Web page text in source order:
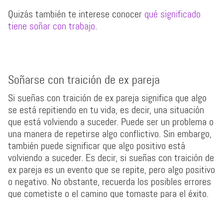
Quizás también te interese conocer qué significado
tiene soñar con trabajo.
Soñarse con traición de ex pareja
Si sueñas con traición de ex pareja significa que algo
se está repitiendo en tu vida, es decir, una situación
que está volviendo a suceder. Puede ser un problema o
una manera de repetirse algo conflictivo. Sin embargo,
también puede significar que algo positivo está
volviendo a suceder. Es decir, si sueñas con traición de
ex pareja es un evento que se repite, pero algo positivo
o negativo. No obstante, recuerda los posibles errores
que cometiste o el camino que tomaste para el éxito.